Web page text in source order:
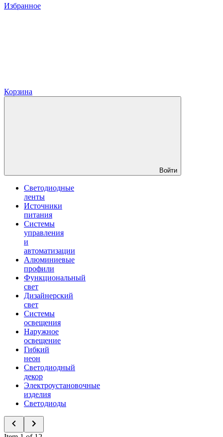
Избранное
Корзина
Войти
Светодиодные
ленты
Источники
питания
Системы
управления
и
автоматизации
Алюминиевые
профили
Функциональный
свет
Дизайнерский
свет
Системы
освещения
Наружное
освещение
Гибкий
неон
Светодиодный
декор
Электроустановочные
изделия
Светодиоды